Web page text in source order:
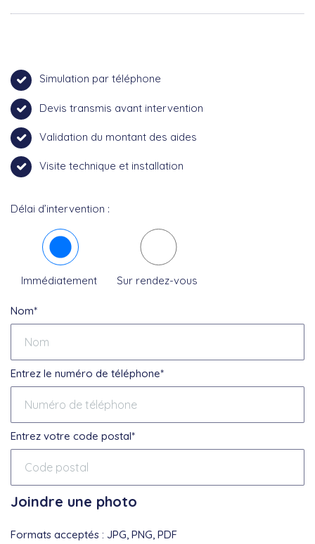
Simulation par téléphone
Devis transmis avant intervention
Validation du montant des aides
Visite technique et installation
Délai d’intervention :
Immédiatement Sur rendez-vous
Nom*
Entrez le numéro de téléphone*
Entrez votre code postal*
Joindre une photo
Formats acceptés : JPG, PNG, PDF